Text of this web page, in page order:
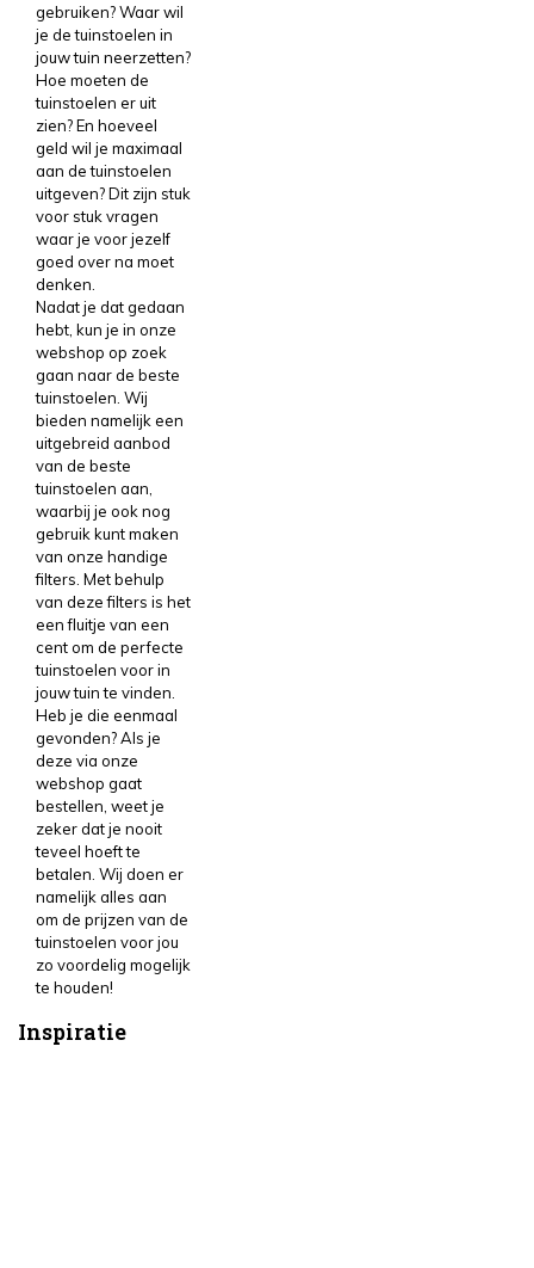
gebruiken? Waar wil
je de tuinstoelen in
jouw tuin neerzetten?
Hoe moeten de
tuinstoelen er uit
zien? En hoeveel
geld wil je maximaal
aan de tuinstoelen
uitgeven? Dit zijn stuk
voor stuk vragen
waar je voor jezelf
goed over na moet
denken.
Nadat je dat gedaan
hebt, kun je in onze
webshop op zoek
gaan naar de beste
tuinstoelen. Wij
bieden namelijk een
uitgebreid aanbod
van de beste
tuinstoelen aan,
waarbij je ook nog
gebruik kunt maken
van onze handige
filters. Met behulp
van deze filters is het
een fluitje van een
cent om de perfecte
tuinstoelen voor in
jouw tuin te vinden.
Heb je die eenmaal
gevonden? Als je
deze via onze
webshop gaat
bestellen, weet je
zeker dat je nooit
teveel hoeft te
betalen. Wij doen er
namelijk alles aan
om de prijzen van de
tuinstoelen voor jou
zo voordelig mogelijk
te houden!
Inspiratie